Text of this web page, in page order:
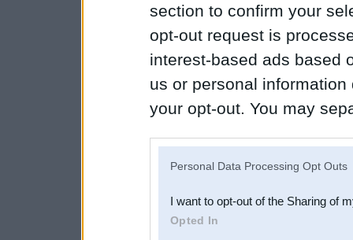
section to confirm your
opt-out request is
interest-based ads based
us or personal
your opt-out. You may
Downstream Participants
third parties.
Personal Data Processing Opt Outs
I want to opt-out of the Sharing of
Opted In